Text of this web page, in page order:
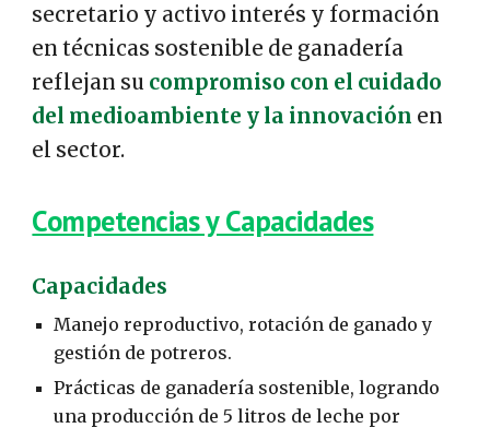
secretario y activo interés y formación
en técnicas sostenible de ganadería
reflejan su compromiso con el cuidado
del medioambiente y la innovación en
el sector.
Competencias y Capacidades
Capacidades
Manejo reproductivo, rotación de ganado y
gestión de potreros.
Prácticas de ganadería sostenible, logrando
una producción de 5 litros de leche por